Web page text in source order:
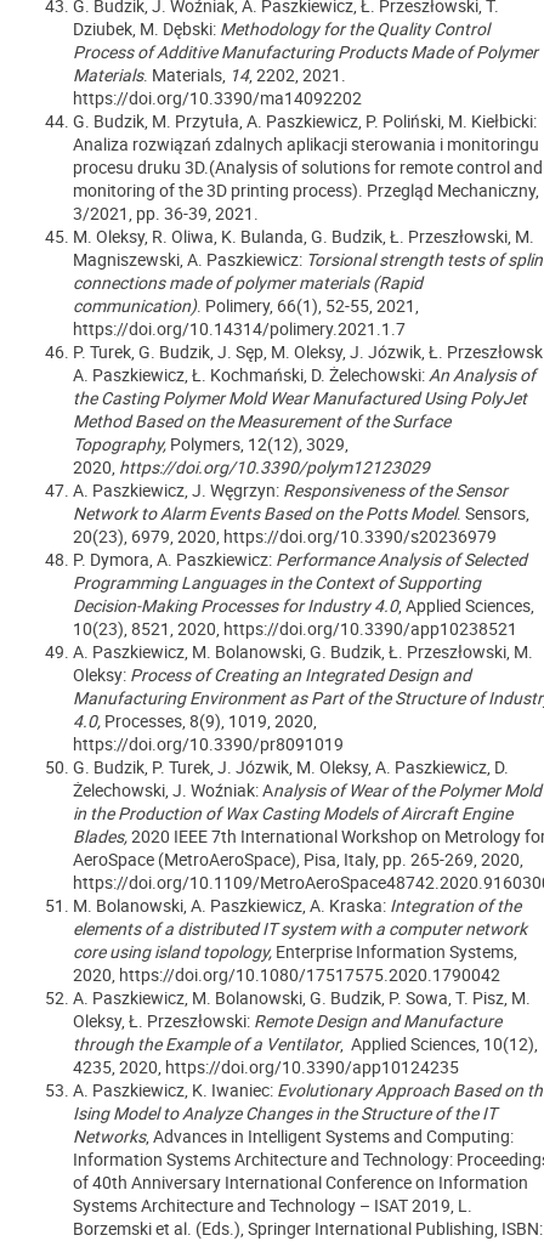
G. Budzik, J. Woźniak, A. Paszkiewicz, Ł. Przeszłowski, T.
Dziubek, M. Dębski: Methodology for the Quality Control
Process of Additive Manufacturing Products Made of Polymer
Materials. Materials, 14, 2202, 2021.
https://doi.org/10.3390/ma14092202
G. Budzik, M. Przytuła, A. Paszkiewicz, P. Poliński, M. Kiełbicki:
Analiza rozwiązań zdalnych aplikacji sterowania i monitoringu
procesu druku 3D.(Analysis of solutions for remote control and
monitoring of the 3D printing process). Przegląd Mechaniczny,
3/2021, pp. 36-39, 2021.
M. Oleksy, R. Oliwa, K. Bulanda, G. Budzik, Ł. Przeszłowski, M.
Magniszewski, A. Paszkiewicz: Torsional strength tests of
connections made of polymer materials (Rapid
communication). Polimery, 66(1), 52-55, 2021,
https://doi.org/10.14314/polimery.2021.1.7
P. Turek, G. Budzik, J. Sęp, M. Oleksy, J. Józwik, Ł.
A. Paszkiewicz, Ł. Kochmański, D. Żelechowski:An Analysis of
the Casting Polymer Mold Wear Manufactured Using PolyJet
Method Based on the Measurement of the Surface
Topography, Polymers, 12(12), 3029,
2020, https://doi.org/10.3390/polym12123029
A. Paszkiewicz, J. Węgrzyn: Responsiveness of the Sensor
Network to Alarm Events Based on the Potts Model. Sensors,
20(23), 6979, 2020, https://doi.org/10.3390/s20236979
P. Dymora, A. Paszkiewicz: Performance Analysis of Selected
Programming Languages in the Context of Supporting
Decision-Making Processes for Industry 4.0, Applied Sciences,
10(23), 8521, 2020, https://doi.org/10.3390/app10238521
A. Paszkiewicz, M. Bolanowski, G. Budzik, Ł. Przeszłowski, M.
Oleksy: Process of Creating an Integrated Design and
Manufacturing Environment as Part of the Structure of
4.0, Processes, 8(9), 1019, 2020,
https://doi.org/10.3390/pr8091019
G. Budzik, P. Turek, J. Józwik, M. Oleksy, A. Paszkiewicz, D.
Żelechowski, J. Woźniak: Analysis of Wear of the Polymer Mold
in the Production of Wax Casting Models of Aircraft Engine
Blades,2020 IEEE 7th International Workshop on Metrology
AeroSpace (MetroAeroSpace), Pisa, Italy, pp. 265-269, 2020,
https://doi.org/10.1109/
M. Bolanowski, A. Paszkiewicz, A. Kraska: Integration of the
elements of a distributed IT system with a computer network
core using island topology, Enterprise Information Systems,
2020, https://doi.org/10.1080/17517575.2020.1790042
A. Paszkiewicz, M. Bolanowski, G. Budzik, P. Sowa, T. Pisz, M.
Oleksy, Ł. Przeszłowski: Remote Design and Manufacture
through the Example of a Ventilator, Applied Sciences, 10(12),
4235, 2020, https://doi.org/10.3390/app10124235
A. Paszkiewicz, K. Iwaniec: Evolutionary Approach Based on
Ising Model to Analyze Changes in the Structure of the IT
Networks, Advances in Intelligent Systems and Computing:
Information Systems Architecture and Technology:
of 40th Anniversary International Conference on Information
Systems Architecture and Technology – ISAT 2019, L.
Borzemski et al. (Eds.), Springer International Publishing, ISBN: